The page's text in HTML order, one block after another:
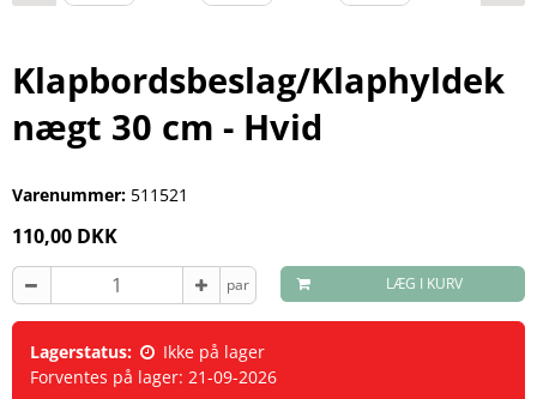
Klapbordsbeslag/Klaphyldek
nægt 30 cm - Hvid
Varenummer: 511521
110,00 DKK
par LÆG I KURV
Lagerstatus:
Ikke på lager
Forventes på lager: 21-09-2026